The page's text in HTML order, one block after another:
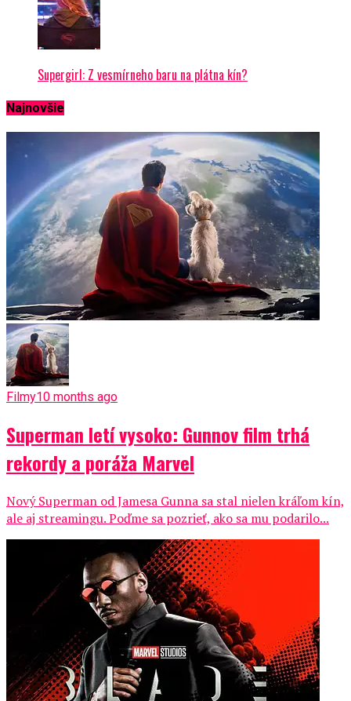
Supergirl: Z vesmírneho baru na plátna kín?
Najnovšie
Filmy10 months ago
Superman letí vysoko: Gunnov film trhá
rekordy a poráža Marvel
Nový Superman od Jamesa Gunna sa stal nielen kráľom kín,
ale aj streamingu. Poďme sa pozrieť, ako sa mu podarilo...